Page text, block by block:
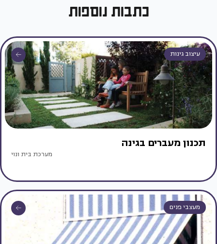
כתבות נוספות
עיצוב גינות
תכנון מעברים בגינה
מערכת בית ונוי
מעצבי פנים